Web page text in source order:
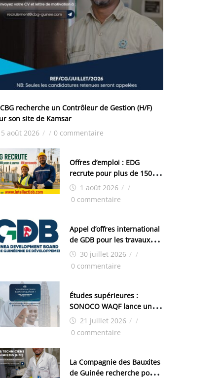
recherche un Contrôleur de Gestion (H/F)
son site de Kamsar
5 août 2026 / / 0 commentaire
Offres d’emploi : EDG
recrute pour plus de 150
postes1 août 2026 / /
0 commentaire
Appel d’offres international
de GDB pour les travaux
d’aménagement de la zone
industrielle de FANDJE
30 juillet 2026 / /
0 commentaire
Études supérieures :
SONOCO WAQF lance un
programme de bourses
pour la Malaisie
21 juillet 2026 / /
0 commentaire
La Compagnie des Bauxites
de Guinée recherche pour